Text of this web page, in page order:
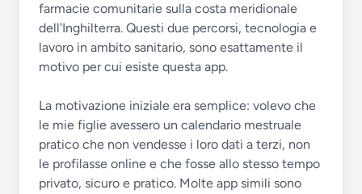
farmacie comunitarie sulla costa meridionale
dell'Inghilterra. Questi due percorsi, tecnologia e
lavoro in ambito sanitario, sono esattamente il
motivo per cui esiste questa app.
La motivazione iniziale era semplice: volevo che
le mie figlie avessero un calendario mestruale
pratico che non vendesse i loro dati a terzi, non
le profilasse online e che fosse allo stesso tempo
privato, sicuro e pratico. Molte app simili sono